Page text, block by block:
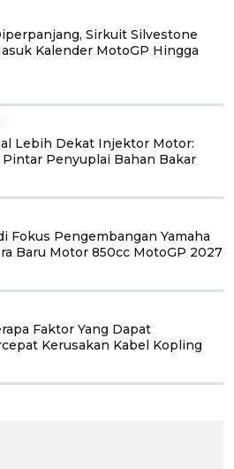
Sirkuit Silvestone
Kalender MotoGP Hingga
Lebih Dekat Injektor Motor:
Penyuplai Bahan Bakar
Fokus Pengembangan Yamaha
Baru Motor 850cc MotoGP 2027
Faktor Yang Dapat
Kerusakan Kabel Kopling